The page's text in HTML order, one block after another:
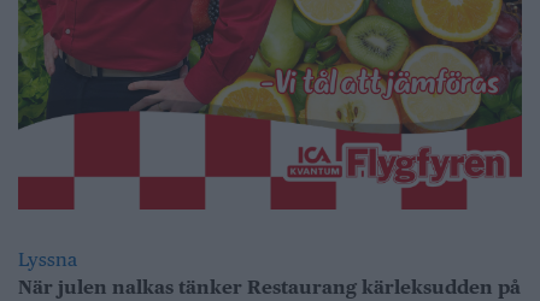
Lyssna
När julen nalkas tänker Restaurang kärleksudden på